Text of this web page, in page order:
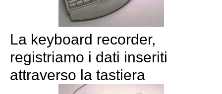
La keyboard recorder,
registriamo i dati inseriti
attraverso la tastiera